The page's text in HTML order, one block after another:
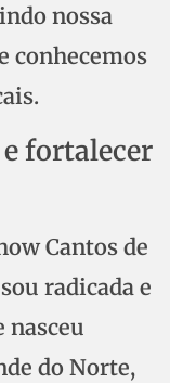
nossa
conhecemos
fortalecer
Cantos de
radicada e
nasceu
do Norte,